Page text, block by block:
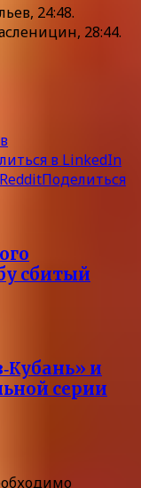
24:48.
28:44.
в LinkedIn
Поделиться
сбитый
и
серии